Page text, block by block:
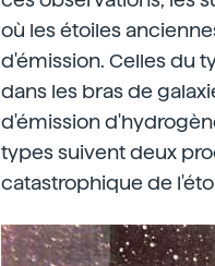
où les étoiles
d'émission. Celles du
dans les bras de
d'émission
types suivent deux
catastrophique de